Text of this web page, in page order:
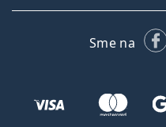
Sme na